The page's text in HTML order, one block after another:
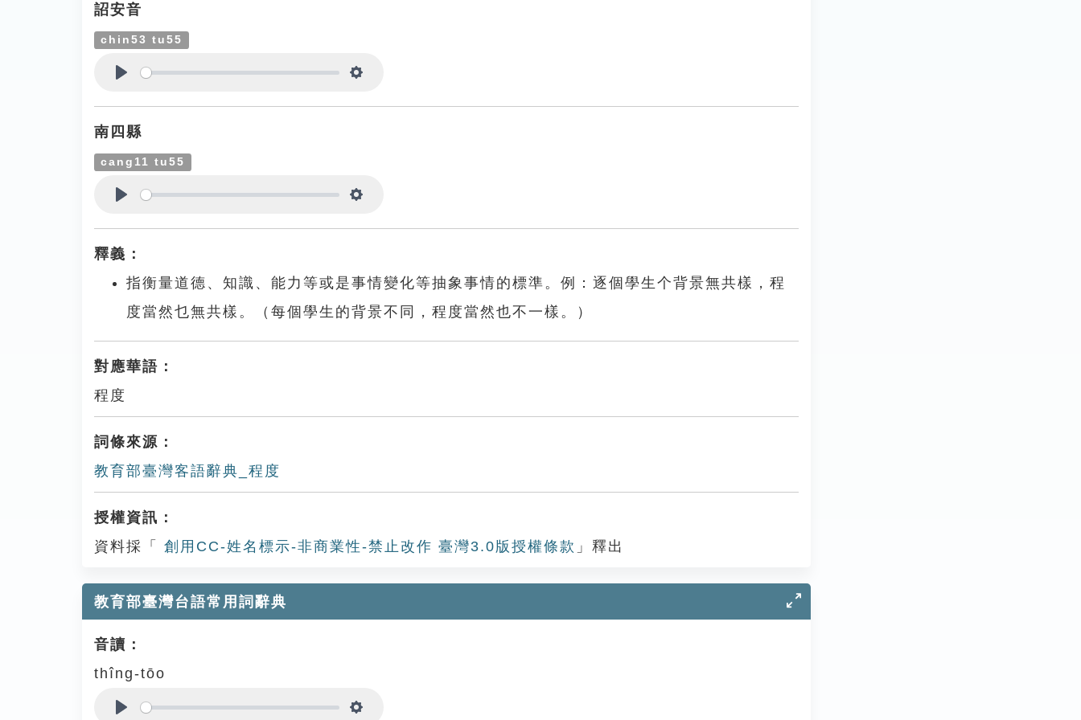
詔安音
chin53 tu55
南四縣
cang11 tu55
釋義：
指衡量道德、知識、能力等或是事情變化等抽象事情的標準。例：逐個學生个背景無共樣，程
度當然乜無共樣。（每個學生的背景不同，程度當然也不一樣。）
對應華語：
程度
詞條來源：
教育部臺灣客語辭典_程度
授權資訊：
資料採「
創用CC-姓名標示-非商業性-禁止改作 臺灣3.0版授權條款 」釋出
教育部臺灣台語常用詞辭典
音讀：
thîng-tōo